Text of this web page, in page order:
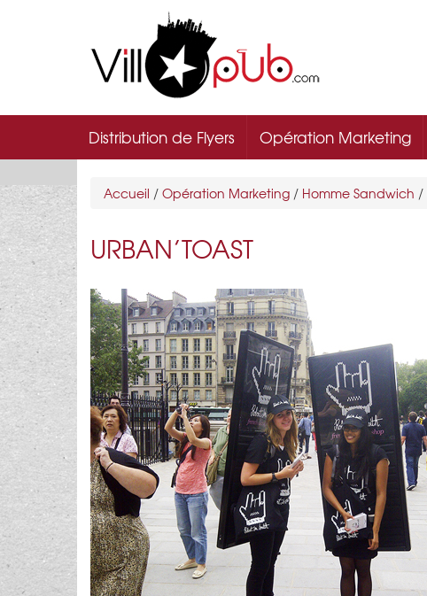
Distribution de Flyers Opération Marketing
Accueil / Opération Marketing / Homme Sandwich /
URBAN’TOAST